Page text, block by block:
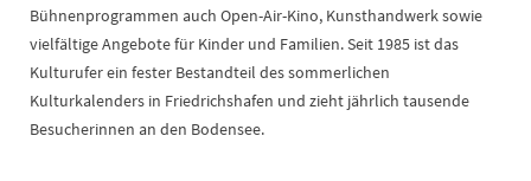
Bühnenprogrammen auch Open-Air-Kino, Kunsthandwerk sowie
vielfältige Angebote für Kinder und Familien. Seit 1985 ist das
Kulturufer ein fester Bestandteil des sommerlichen
Kulturkalenders in Friedrichshafen und zieht jährlich tausende
Besucherinnen an den Bodensee.